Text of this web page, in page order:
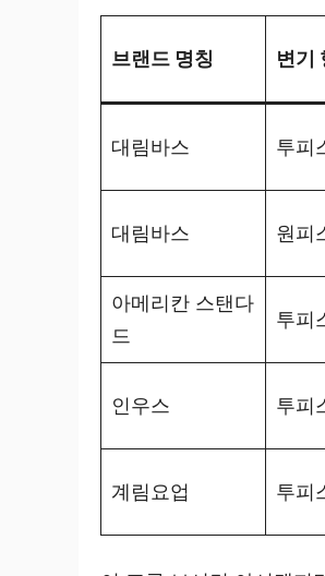
브랜드 명칭 변기
대림바스 투피
대림바스 원피
아메리칸 스탠다
드
투피
인우스 투피
계림요업 투피